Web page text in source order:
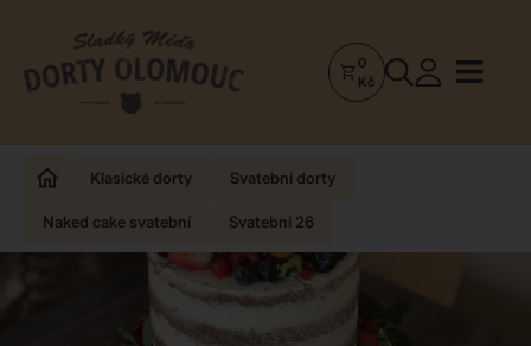
Dorty
Zakázkové
poctivá
0
Kč
Klasické dorty Svatební dorty
Naked cake svatební Svatebni 26